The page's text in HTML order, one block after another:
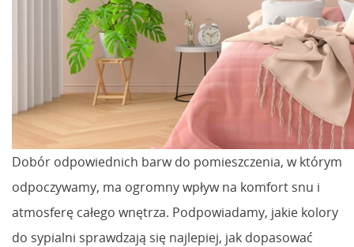
Dobór odpowiednich barw do pomieszczenia, w którym
odpoczywamy, ma ogromny wpływ na komfort snu i
atmosferę całego wnętrza. Podpowiadamy, jakie kolory
do sypialni sprawdzają się najlepiej, jak dopasować